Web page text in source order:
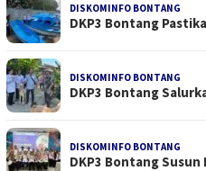
DISKOMINFO BONTANG
DKP3 Bontang
DISKOMINFO BONTANG
DKP3 Bontang
DISKOMINFO BONTANG
DKP3 Bontang